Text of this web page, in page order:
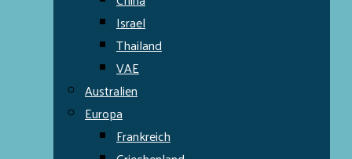
Israel
Thailand
VAE
Australien
Europa
Frankreich